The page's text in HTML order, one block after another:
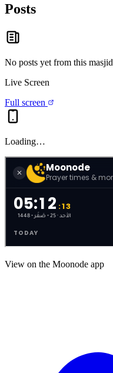
Posts
No posts yet from this masjid
Live Screen
Full screen
Loading…
View on the Moonode app